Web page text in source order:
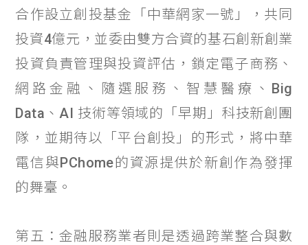
合作設立創投基金「中華網家一號」，共同
投資4億元，並委由雙方合資的基石創新創業
投資負責管理與投資評估，鎖定電子商務、
網路金融、隨選服務、智慧醫療、Big
Data、AI 技術等領域的「早期」科技新創團
隊，並期待以「平台創投」的形式，將中華
電信與PChome的資源提供於新創作為發揮
的舞臺。
第五：金融服務業者則是透過跨業整合與數